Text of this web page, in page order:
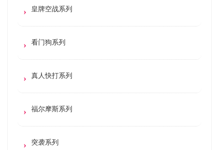
皇牌空战系列
看门狗系列
真人快打系列
福尔摩斯系列
突袭系列